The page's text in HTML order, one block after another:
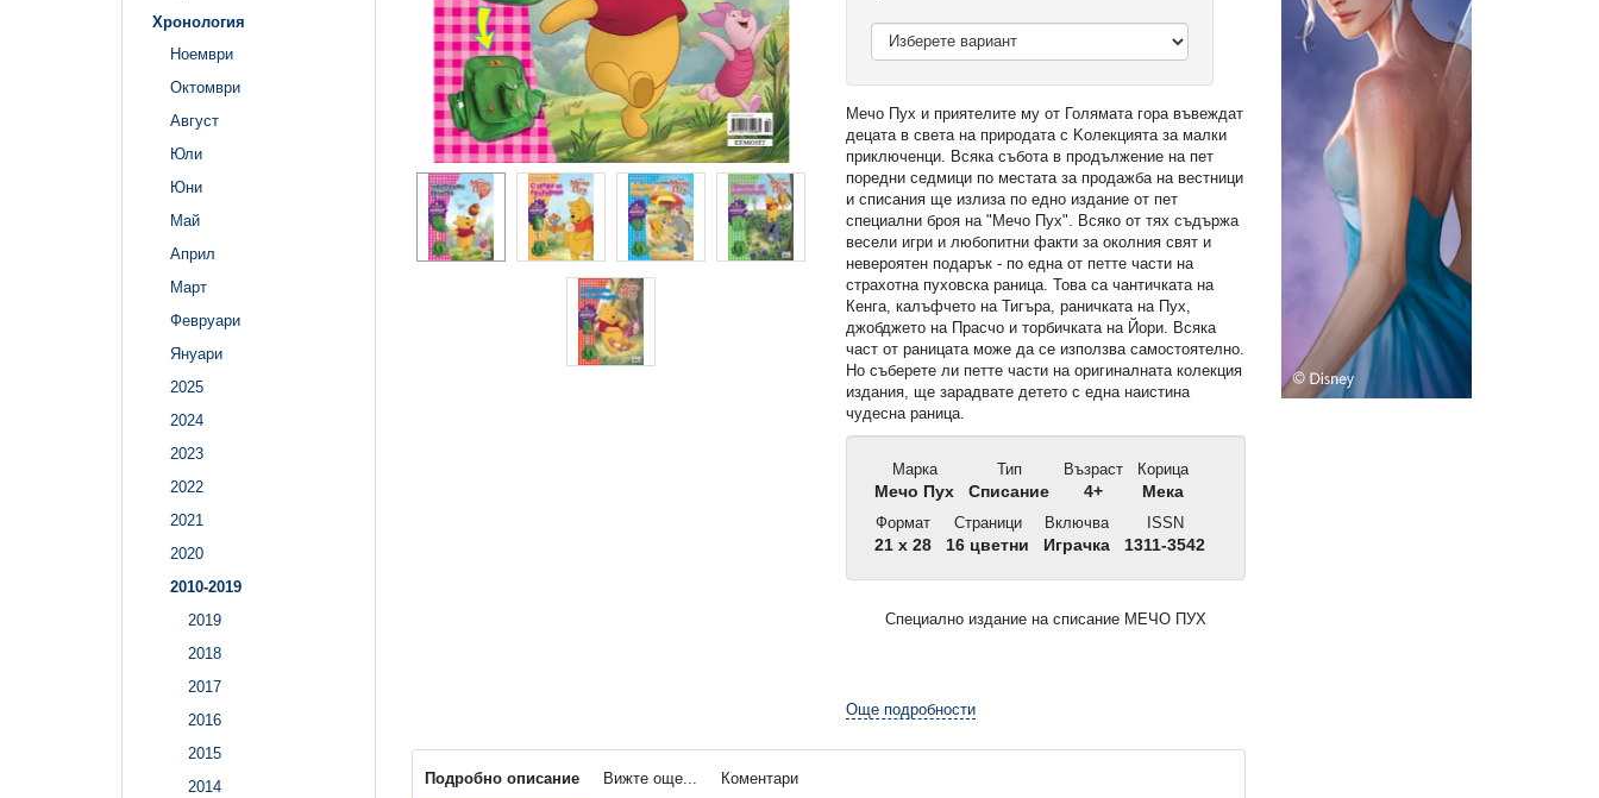
Хронология
Ноември
Октомври
Август
Юли
Юни
Май
Април
Март
Февруари
Януари
2025
2024
2023
2022
2021
2020
2010-2019
2019
2018
2017
2016
2015
2014
Мечо Пух и приятелите му от Голямата гора въвеждат
децата в света на природата с Kолекцията за малки
приключенци. Всяка събота в продължение на пет
поредни седмици по местата за продажба на вестници
и списания ще излиза по едно издание от пет
специални броя на "Мечо Пух". Всяко от тях съдържа
весели игри и любопитни факти за околния свят и
невероятен подарък - по една от петте части на
страхотна пуховска раница. Това са чантичката на
Кенга, калъфчето на Тигъра, раничката на Пух,
джобджето на Прасчо и торбичката на Йори. Всяка
част от раницата може да се използва самостоятелно.
Но съберете ли петте части на оригиналната колекция
издания, ще зарадвате детето с една наистина
чудесна раница.
Марка
Мечо Пух
Тип
Списание
Възраст
4+
Корица
Мека
Формат
21 x 28
Страници
16 цветни
Включва
Играчка
ISSN
1311-3542
Специално издание на списание МЕЧО ПУХ
Още подробности
Подробно описание Вижте още... Коментари